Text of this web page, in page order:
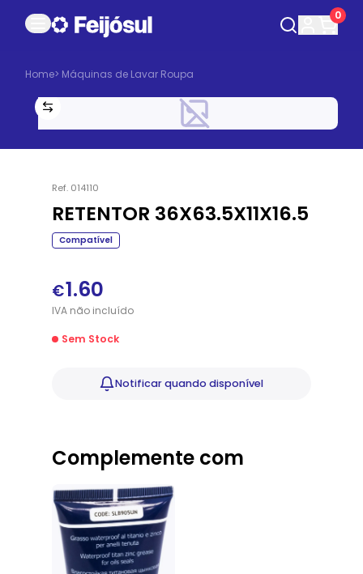
0
Home> Máquinas de Lavar Roupa
Ref. 014110
RETENTOR 36X63.5X11X16.5
Compatível
€1.60
IVAnãoincluído
Sem Stock
Notificarquando disponível
Complemente com